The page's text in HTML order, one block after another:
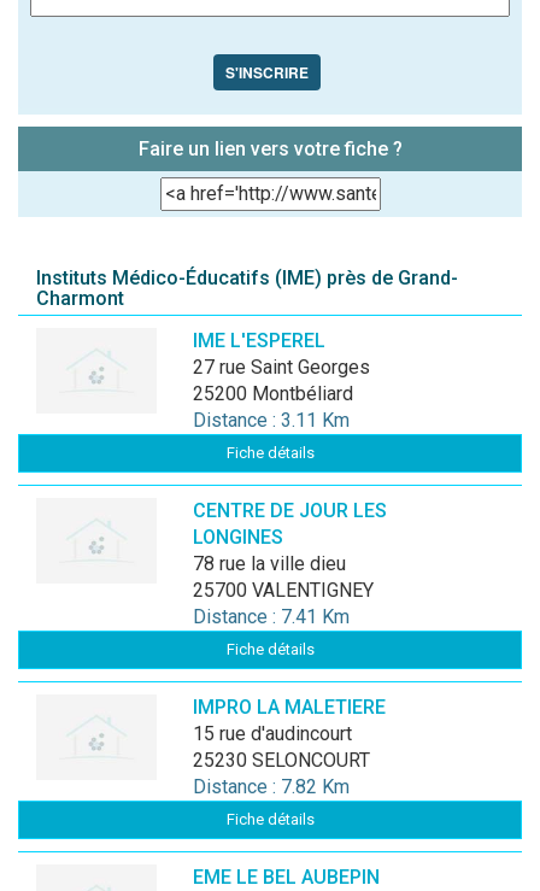
S'INSCRIRE
Faire un lien vers votre fiche ?
Instituts Médico-Éducatifs (IME) près de Grand-
Charmont
IME L'ESPEREL
27 rue Saint Georges
25200 Montbéliard
Distance : 3.11 Km
Fiche détails
CENTRE DE JOUR LES
LONGINES
78 rue la ville dieu
25700 VALENTIGNEY
Distance : 7.41 Km
Fiche détails
IMPRO LA MALETIERE
15 rue d'audincourt
25230 SELONCOURT
Distance : 7.82 Km
Fiche détails
EME LE BEL AUBEPIN